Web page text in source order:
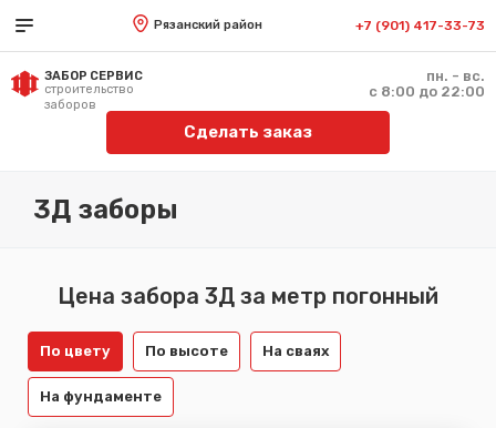
Рязанский район +7 (901) 417-33-73
ЗАБОР СЕРВИС
строительство
заборов
пн. - вс.
с 8:00 до 22:00
Сделать заказ
3Д заборы
Цена забора 3Д за метр погонный
По цвету По высоте На сваях
На фундаменте